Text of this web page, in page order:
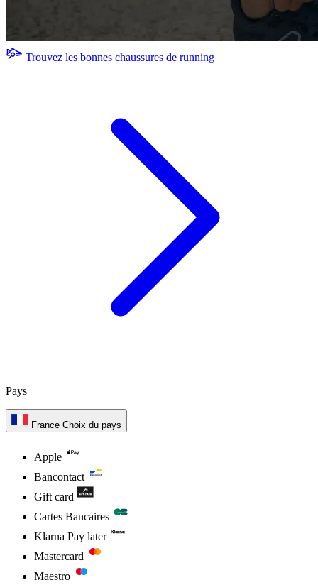
Trouvez les bonnes chaussures de running
Pays
France Choix du pays
Apple
Bancontact
Gift card
Cartes Bancaires
Klarna Pay later
Mastercard
Maestro